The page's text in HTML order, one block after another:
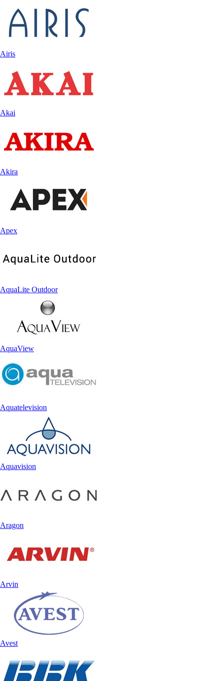
Airis
Akai
Akira
Apex
AquaLite Outdoor
AquaView
Aquatelevision
Aquavision
Aragon
Arvin
Avest